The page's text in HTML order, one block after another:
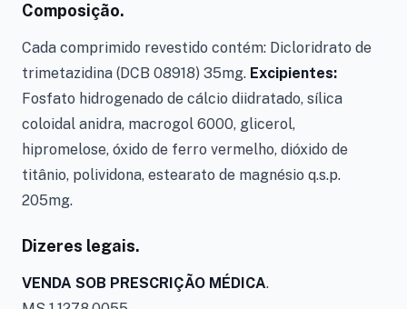
Composição.
Cada comprimido revestido contém: Dicloridrato de
trimetazidina (DCB 08918) 35mg. Excipientes:
Fosfato hidrogenado de cálcio diidratado, sílica
coloidal anidra, macrogol 6000, glicerol,
hipromelose, óxido de ferro vermelho, dióxido de
titânio, polividona, estearato de magnésio q.s.p.
205mg.
Dizeres legais.
VENDA SOB PRESCRIÇÃO MÉDICA.